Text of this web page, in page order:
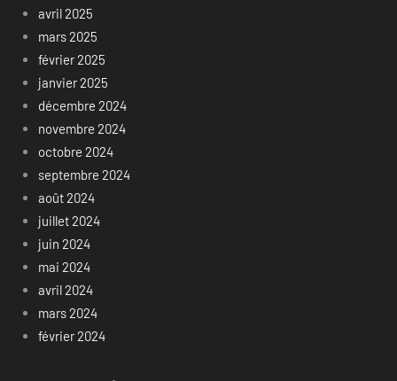
avril 2025
mars 2025
février 2025
janvier 2025
décembre 2024
novembre 2024
octobre 2024
septembre 2024
août 2024
juillet 2024
juin 2024
mai 2024
avril 2024
mars 2024
février 2024